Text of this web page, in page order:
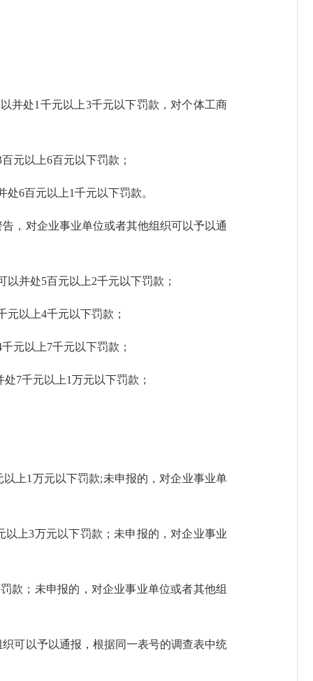
处1千元以上3千元以下罚款，对个体工商
元以上6百元以下罚款；
6百元以上1千元以下罚款。
，对企业事业单位或者其他组织可以予以通
并处5百元以上2千元以下罚款；
以上4千元以下罚款；
元以上7千元以下罚款；
7千元以上1万元以下罚款；
上1万元以下罚款;未申报的，对企业事业单
上3万元以下罚款；未申报的，对企业事业
；未申报的，对企业事业单位或者其他组
可以予以通报，根据同一表号的调查表中统